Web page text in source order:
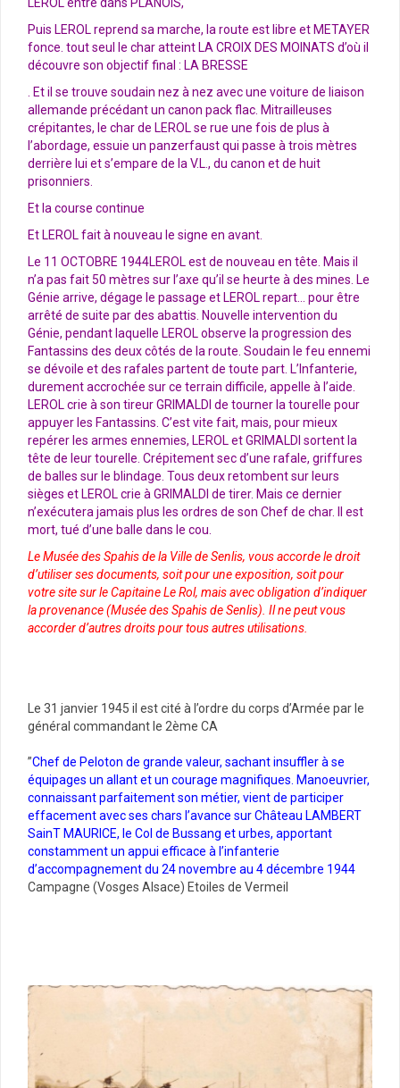
LEROL entre dans PLANOIS,
Puis LEROL reprend sa marche, la route est libre et METAYER
fonce. tout seul le char atteint LA CROIX DES MOINATS d’où il
découvre son objectif final : LA BRESSE
. Et il se trouve soudain nez à nez avec une voiture de liaison
allemande précédant un canon pack flac. Mitrailleuses
crépitantes, le char de LEROL se rue une fois de plus à
l’abordage, essuie un panzerfaust qui passe à trois mètres
derrière lui et s’empare de la V.L., du canon et de huit
prisonniers.
Et la course continue
Et LEROL fait à nouveau le signe en avant.
Le 11 OCTOBRE 1944LEROL est de nouveau en tête. Mais il
n’a pas fait 50 mètres sur l’axe qu’il se heurte à des mines. Le
Génie arrive, dégage le passage et LEROL repart… pour être
arrêté de suite par des abattis. Nouvelle intervention du
Génie, pendant laquelle LEROL observe la progression des
Fantassins des deux côtés de la route. Soudain le feu ennemi
se dévoile et des rafales partent de toute part. L’Infanterie,
durement accrochée sur ce terrain difficile, appelle à l’aide.
LEROL crie à son tireur GRIMALDI de tourner la tourelle pour
appuyer les Fantassins. C’est vite fait, mais, pour mieux
repérer les armes ennemies, LEROL et GRIMALDI sortent la
tête de leur tourelle. Crépitement sec d’une rafale, griffures
de balles sur le blindage. Tous deux retombent sur leurs
sièges et LEROL crie à GRIMALDI de tirer. Mais ce dernier
n’exécutera jamais plus les ordres de son Chef de char. Il est
mort, tué d’une balle dans le cou.
Le Musée des Spahis de la Ville de Senlis, vous accorde le droit
d’utiliser ses documents, soit pour une exposition, soit pour
votre site sur le Capitaine Le Rol, mais avec obligation d’indiquer
la provenance (Musée des Spahis de Senlis). Il ne peut vous
accorder d’autres droits pour tous autres utilisations.
Le 31 janvier 1945 il est cité à l’ordre du corps d’Armée par le
général commandant le 2ème CA
”Chef de Peloton de grande valeur, sachant insuffler à se
équipages un allant et un courage magnifiques. Manoeuvrier,
connaissant parfaitement son métier, vient de participer
effacement avec ses chars l’avance sur Château LAMBERT
SainT MAURICE, le Col de Bussang et urbes, apportant
constamment un appui efficace à l’infanterie
d’accompagnement du 24 novembre au 4 décembre 1944
Campagne (Vosges Alsace) Etoiles de Vermeil